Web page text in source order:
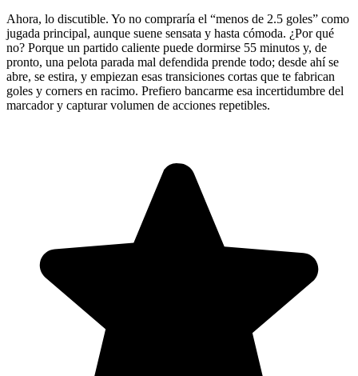
Ahora, lo discutible. Yo no compraría el “menos de 2.5 goles” como
jugada principal, aunque suene sensata y hasta cómoda. ¿Por qué
no? Porque un partido caliente puede dormirse 55 minutos y, de
pronto, una pelota parada mal defendida prende todo; desde ahí se
abre, se estira, y empiezan esas transiciones cortas que te fabrican
goles y corners en racimo. Prefiero bancarme esa incertidumbre del
marcador y capturar volumen de acciones repetibles.